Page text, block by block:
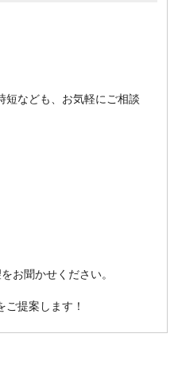
短なども、お気軽にご相談
お聞かせください。
提案します！